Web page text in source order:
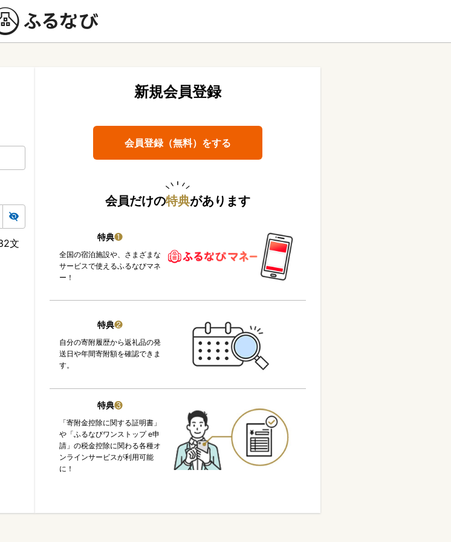
文
新規会員登録
会員登録（無料）をする
会員だけの特典があります
特典❶
全国の宿泊施設や、さまざまな
サービスで使えるふるなびマネ
ー！
特典❷
自分の寄附履歴から返礼品の発
送日や年間寄附額を確認できま
す。
特典❸
「寄附金控除に関する証明書」
や「ふるなびワンストップ e申
請」の税金控除に関わる各種オ
ンラインサービスが利用可能
に！